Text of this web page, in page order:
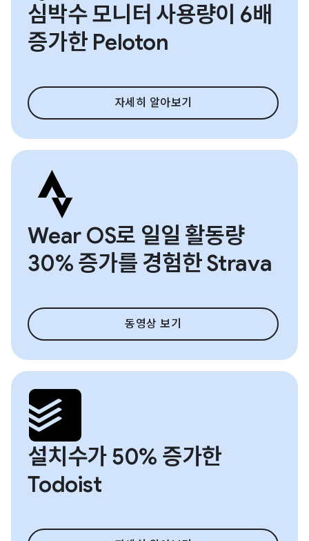
심박수 모니터 사용량이 6배
증가한 Peloton
자세히 알아보기
Wear OS로 일일 활동량
30% 증가를 경험한 Strava
동영상 보기
설치수가 50% 증가한
Todoist